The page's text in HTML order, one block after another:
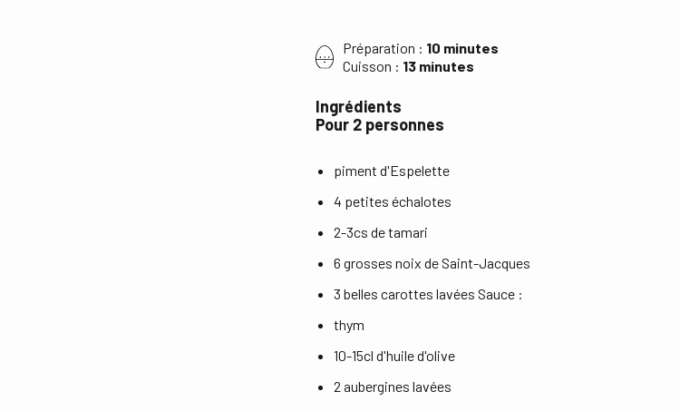
Préparation : 10 minutes
Cuisson : 13 minutes
Ingrédients
Pour 2 personnes
piment d'Espelette
4 petites échalotes
2-3cs de tamari
6 grosses noix de Saint-Jacques
3 belles carottes lavées Sauce :
thym
10-15cl d'huile d'olive
2 aubergines lavées